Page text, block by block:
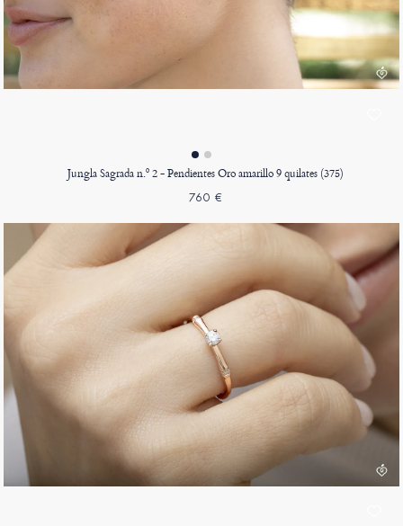
Jungla Sagrada n.º 2 - Pendientes Oro amarillo 9 quilates (375)
760 €